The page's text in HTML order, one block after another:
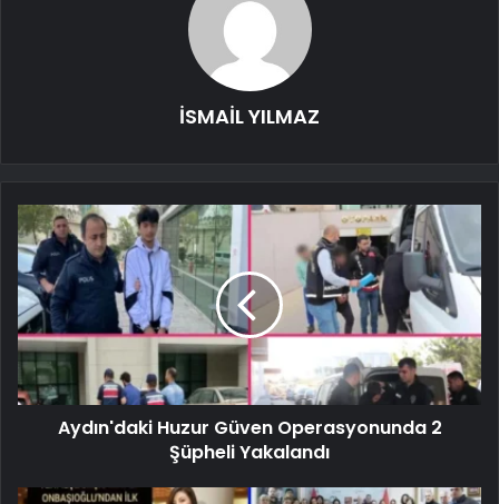
İSMAİL YILMAZ
Aydın'daki Huzur Güven Operasyonunda 2
Şüpheli Yakalandı